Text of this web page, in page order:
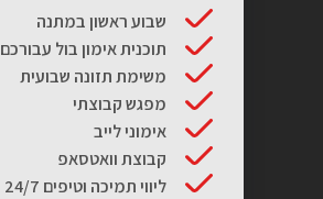
שבוע ראשון במתנה
תוכנית אימון בול עבורכם
משימת תזונה שבועית
מפגש קבוצתי
אימוני לייב
קבוצת וואטסאפ
ליווי תמיכה וטיפים 24/7